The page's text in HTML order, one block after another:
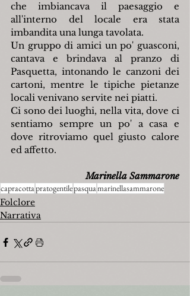
che imbiancava il paesaggio e
all'interno del locale era stata
imbandita una lunga tavolata.
Un gruppo di amici un po' guasconi,
cantava e brindava al pranzo di
Pasquetta, intonando le canzoni dei
cartoni, mentre le tipiche pietanze
locali venivano servite nei piatti.
Ci sono dei luoghi, nella vita, dove ci
sentiamo sempre un po' a casa e
dove ritroviamo quel giusto calore
ed affetto.
Marinella Sammarone
capracottapratogentilepasquamarinellasammarone
Folclore
Narrativa